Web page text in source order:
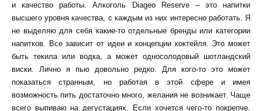
и качество работы. Алкоголь Diageo Reserve – это напитки
высшего уровня качества, с каждым из них интересно работать. Я
не выделяю для себя какие-то отдельные бренды или категории
напитков. Все зависит от идеи и концепции коктейля. Это может
быть текила или водка, а может односолодовый шотландский
виски. Лично я пью довольно редко. Для кого-то это может
показаться странным, но работая в этой сфере и имея
возможность пить достаточно много, желания не возникает. Чаще
всего выпиваю на дегустациях. Если хочется чего-то покрепче,